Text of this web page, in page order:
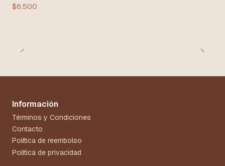
$6.500
Información
Términos y Condiciones
Contacto
Política de reembolso
Política de privacidad